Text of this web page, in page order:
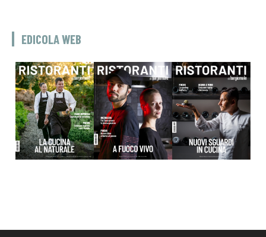
EDICOLA WEB